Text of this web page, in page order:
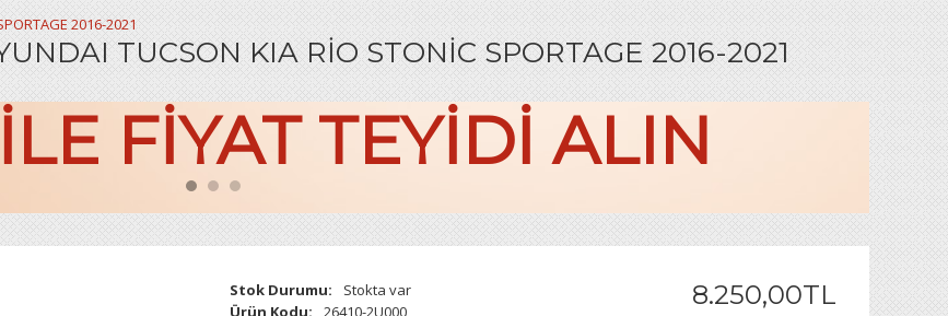
2016-2021
TUCSON KIA RİO STONİC SPORTAGE 2016-2021
FIYAT TEYIDI ALIN
8.250,00TL
Stok Durumu:
Stokta var
Ürün Kodu:
26410-2U000